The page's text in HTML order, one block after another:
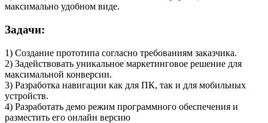
максимально удобном виде.
Задачи:
1) Создание прототипа согласно требованиям заказчика.
2) Задействовать уникальное маркетинговое решение для
максимальной конверсии.
3) Разработка навигации как для ПК, так и для мобильных
устройств.
4) Разработать демо режим программного обеспечения и
разместить его онлайн версию